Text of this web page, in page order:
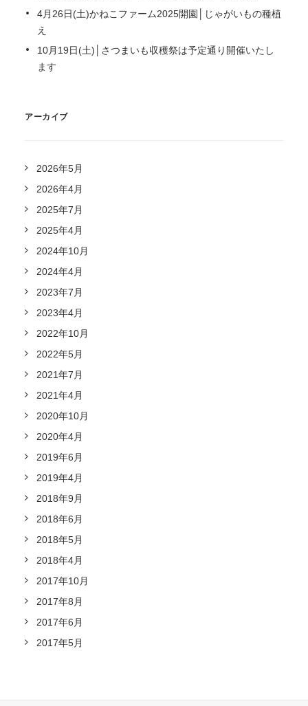
4月26日(土)かねこファーム2025開園│じゃがいもの種植
え
10月19日(土)│さつまいも収穫祭は予定通り開催いたし
ます
アーカイブ
2026年5月
2026年4月
2025年7月
2025年4月
2024年10月
2024年4月
2023年7月
2023年4月
2022年10月
2022年5月
2021年7月
2021年4月
2020年10月
2020年4月
2019年6月
2019年4月
2018年9月
2018年6月
2018年5月
2018年4月
2017年10月
2017年8月
2017年6月
2017年5月